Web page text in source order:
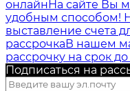
онлайнНа сайте Вы
удобным способом!
выставление счета
рассрочкаВ нашем
рассрочку на срок до
Подписаться на